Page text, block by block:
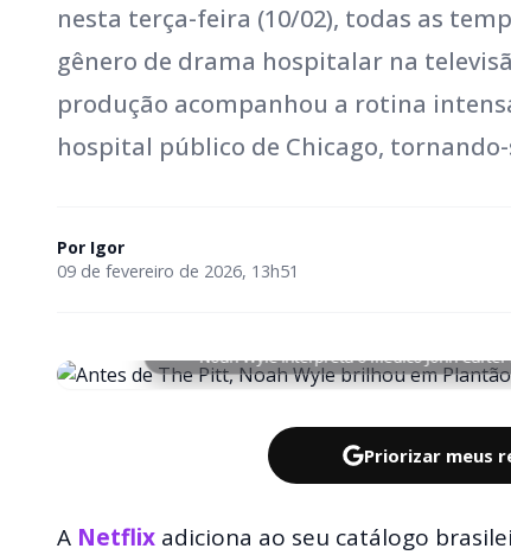
nesta terça-feira (10/02), todas as
gênero de drama hospitalar na
produção acompanhou a rotina
hospital público de Chicago,
Por Igor
09 de fevereiro de 2026, 13h51
Noah Wyle interpreta o médico John
Priorizar meus
A Netflix adiciona ao seu catálogo